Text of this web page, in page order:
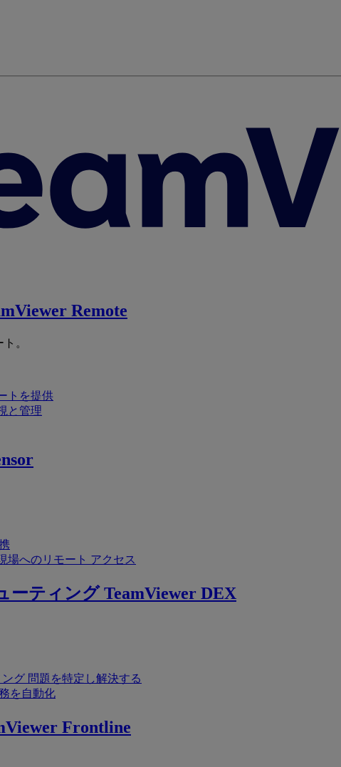
Remote
。
トを提供
と管理
場へのリモート アクセス
ーティング TeamViewer DEX
グ 問題を特定し解決する
を自動化
Frontline